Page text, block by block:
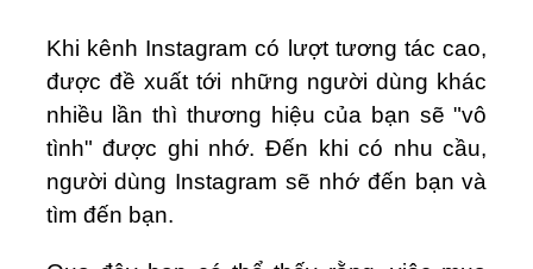
Khi kênh Instagram có lượt tương tác cao,
được đề xuất tới những người dùng khác
nhiều lần thì thương hiệu của bạn sẽ "vô
tình" được ghi nhớ. Đến khi có nhu cầu,
người dùng Instagram sẽ nhớ đến bạn và
tìm đến bạn.